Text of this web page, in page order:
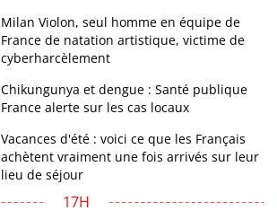
Milan Violon, seul homme en équipe de
France de natation artistique, victime de
cyberharcèlement
Chikungunya et dengue : Santé publique
France alerte sur les cas locaux
Vacances d'été : voici ce que les Français
achètent vraiment une fois arrivés sur leur
lieu de séjour
17H